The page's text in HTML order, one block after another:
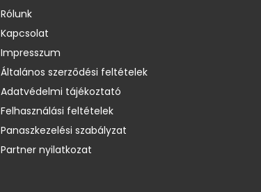
Rólunk
Kapcsolat
Impresszum
Általános szerződési feltételek
Adatvédelmi tájékoztató
Felhasználási feltételek
Panaszkezelési szabályzat
Partner nyilatkozat